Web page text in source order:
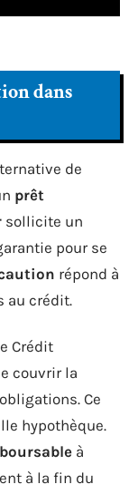
dans
de
prêt
sollicite un
pour se
répond à
au crédit.
Crédit
couvrir la
Ce
hypothèque.
à
à la fin du